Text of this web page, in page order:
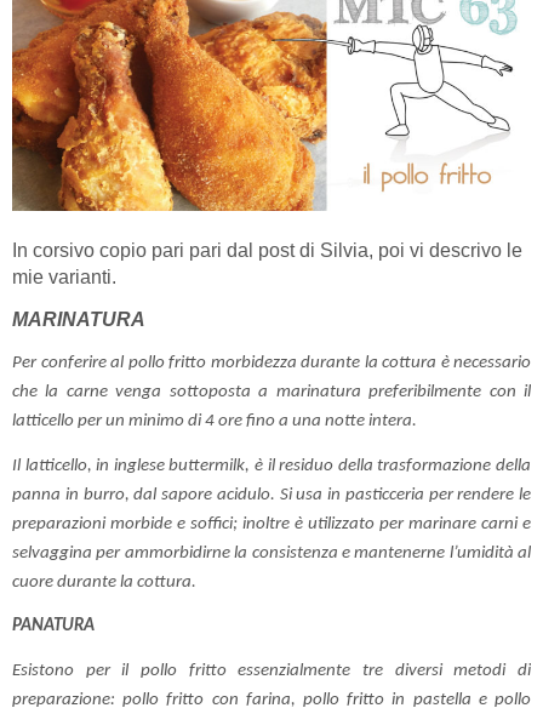
In corsivo copio pari pari dal post di Silvia, poi vi descrivo le
mie varianti.
MARINATURA
Per conferire al pollo fritto morbidezza durante la cottura è necessario
che la carne venga sottoposta a marinatura preferibilmente con il
latticello per un minimo di 4 ore fino a una notte intera.
Il latticello, in inglese buttermilk, è il residuo della trasformazione della
panna in burro, dal sapore acidulo. Si usa in pasticceria per rendere le
preparazioni morbide e soffici; inoltre è utilizzato per marinare carni e
selvaggina per ammorbidirne la consistenza e mantenerne l’umidità al
cuore durante la cottura.
PANATURA
Esistono per il pollo fritto essenzialmente tre diversi metodi di
preparazione: pollo fritto con farina, pollo fritto in pastella e pollo